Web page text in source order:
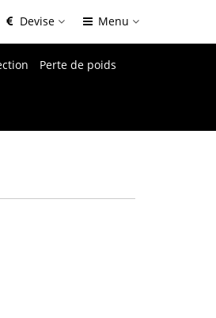
Devise Menu
Perte de poids